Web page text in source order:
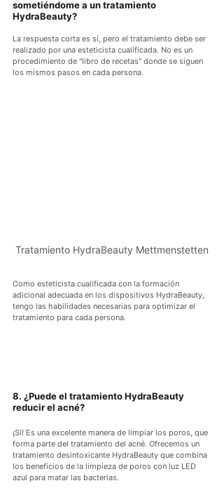
sometiéndome a un tratamiento
HydraBeauty?
La respuesta corta es sí, pero el tratamiento debe ser
realizado por una esteticista cualificada. No es un
procedimiento de "libro de recetas" donde se siguen
los mismos pasos en cada persona.
Tratamiento HydraBeauty Mettmenstetten
Como esteticista cualificada con la formación
adicional adecuada en los dispositivos HydraBeauty,
tengo las habilidades necesarias para optimizar el
tratamiento para cada persona.
8. ¿Puede el tratamiento HydraBeauty
reducir el acné?
¡Sí! Es una excelente manera de limpiar los poros, que
forma parte del tratamiento del acné. Ofrecemos un
tratamiento desintoxicante HydraBeauty que combina
los beneficios de la limpieza de poros con luz LED
azul para matar las bacterias.